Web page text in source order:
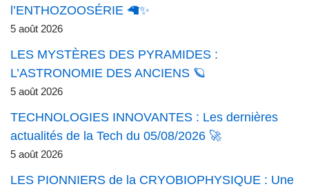
l’ENTHOZOOSÉRIE 🦙✨
5 août 2026
LES MYSTÈRES DES PYRAMIDES :
L’ASTRONOMIE DES ANCIENS 🪐
5 août 2026
TECHNOLOGIES INNOVANTES : Les dernières
actualités de la Tech du 05/08/2026 🚀
5 août 2026
LES PIONNIERS de la CRYOBIOPHYSIQUE : Une